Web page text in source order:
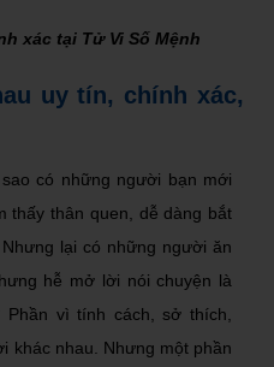
xác tại Tử Vi Số Mệnh
uy tín, chính xác,
có những người bạn mới
thấy thân quen, dễ dàng bắt
lại có những người ăn
hễ mở lời nói chuyện là
vì tính cách, sở thích,
khác nhau. Nhưng một phần